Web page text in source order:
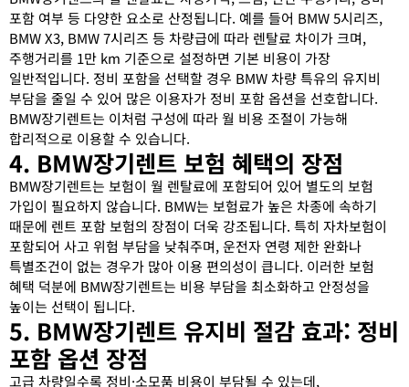
포함 여부 등 다양한 요소로 산정됩니다. 예를 들어 BMW 5시리즈,
BMW X3, BMW 7시리즈 등 차량급에 따라 렌탈료 차이가 크며,
주행거리를 1만 km 기준으로 설정하면 기본 비용이 가장
일반적입니다. 정비 포함을 선택할 경우 BMW 차량 특유의 유지비
부담을 줄일 수 있어 많은 이용자가 정비 포함 옵션을 선호합니다.
BMW장기렌트는 이처럼 구성에 따라 월 비용 조절이 가능해
합리적으로 이용할 수 있습니다.
4. BMW장기렌트 보험 혜택의 장점
BMW장기렌트는 보험이 월 렌탈료에 포함되어 있어 별도의 보험
가입이 필요하지 않습니다. BMW는 보험료가 높은 차종에 속하기
때문에 렌트 포함 보험의 장점이 더욱 강조됩니다. 특히 자차보험이
포함되어 사고 위험 부담을 낮춰주며, 운전자 연령 제한 완화나
특별조건이 없는 경우가 많아 이용 편의성이 큽니다. 이러한 보험
혜택 덕분에 BMW장기렌트는 비용 부담을 최소화하고 안정성을
높이는 선택이 됩니다.
5. BMW장기렌트 유지비 절감 효과: 정비
포함 옵션 장점
고급 차량일수록 정비·소모품 비용이 부담될 수 있는데,